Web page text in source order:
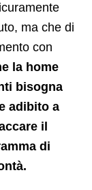
ma che di
con
la home
bisogna
adibito a
il
di